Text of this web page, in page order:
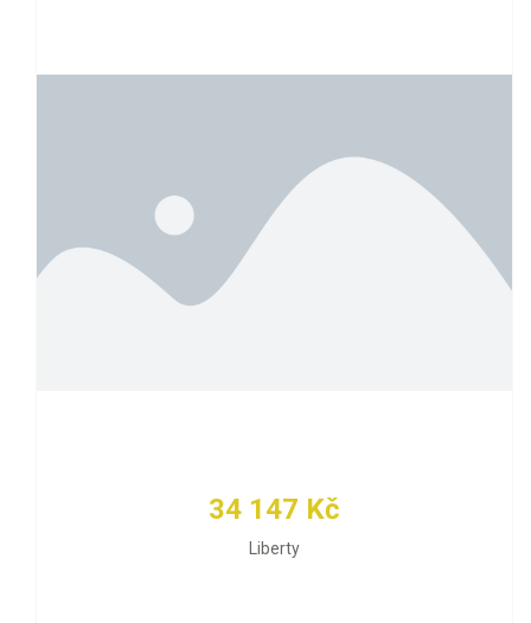
34 147 Kč
Liberty